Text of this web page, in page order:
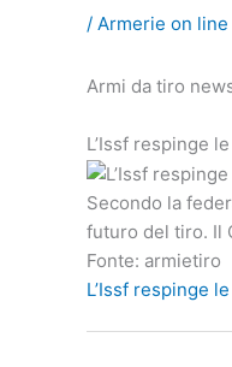
/ Armerie on line
Armi da tiro
L’Issf respinge
Secondo la
futuro del tiro. Il
Fonte: armietiro
L’Issf respinge